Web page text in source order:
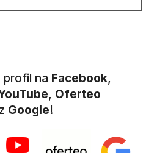
profil na Facebook,
, Oferteo
Google!